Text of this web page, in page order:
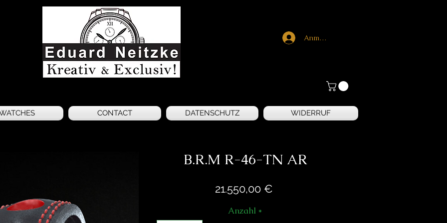
Anmelden
CONTACT DATENSCHUTZ WIDERRUF
B.R.M R-46-TN AR
21.550,00 €
Anzahl *